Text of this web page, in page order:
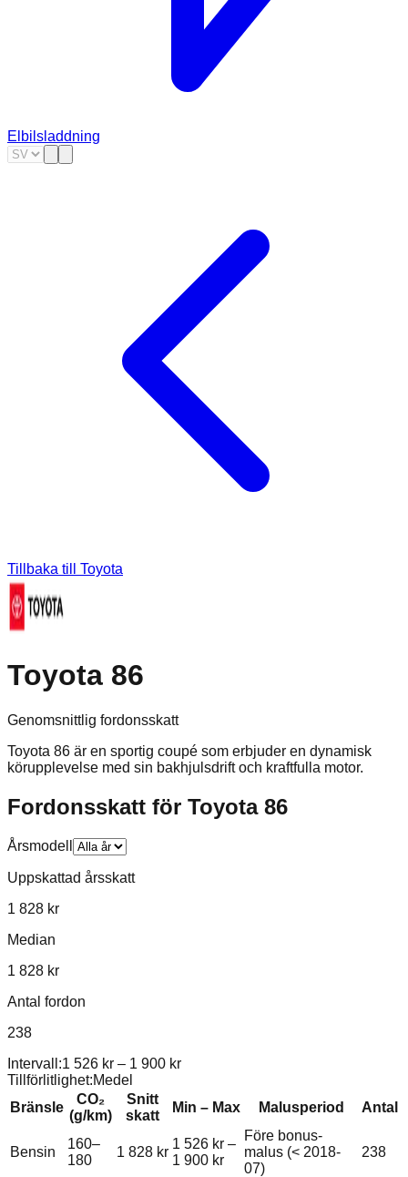
Elbilsladdning
Tillbaka till Toyota
Toyota 86
Genomsnittlig fordonsskatt
Toyota 86 är en sportig coupé som erbjuder en dynamisk
körupplevelse med sin bakhjulsdrift och kraftfulla motor.
Fordonsskatt för Toyota 86
Årsmodell
Uppskattad årsskatt
1 828 kr
Median
1 828 kr
Antal fordon
238
Intervall:1 526 kr – 1 900 kr
Tillförlitlighet:Medel
Bränsle
CO₂
(g/km)
Snitt
skatt
Min – Max Malusperiod Antal
Bensin
160–
180
1 828 kr
1 526 kr –
1 900 kr
Före bonus-
malus (< 2018-
07)
238